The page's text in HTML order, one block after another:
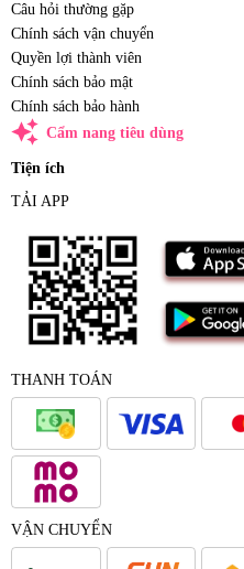
Câu hỏi thường gặp
Chính sách vận chuyển
Quyền lợi thành viên
Chính sách bảo mật
Chính sách bảo hành
auto_awesome Cẩm nang tiêu dùng
Tiện ích
TẢI APP
THANH TOÁN
VẬN CHUYỂN